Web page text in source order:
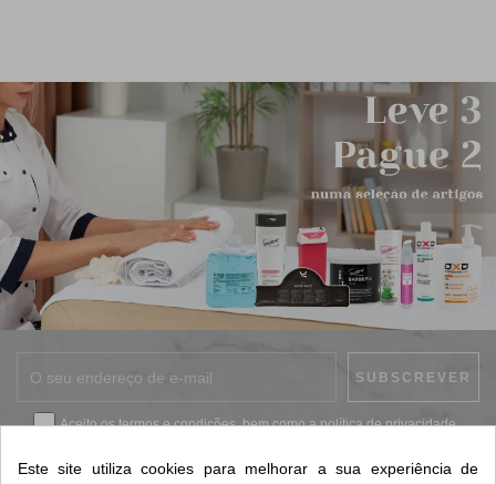
Aceito ostermos e condições, bem como apolítica de privacidade.
Este site utiliza cookies para melhorar a sua experiência de